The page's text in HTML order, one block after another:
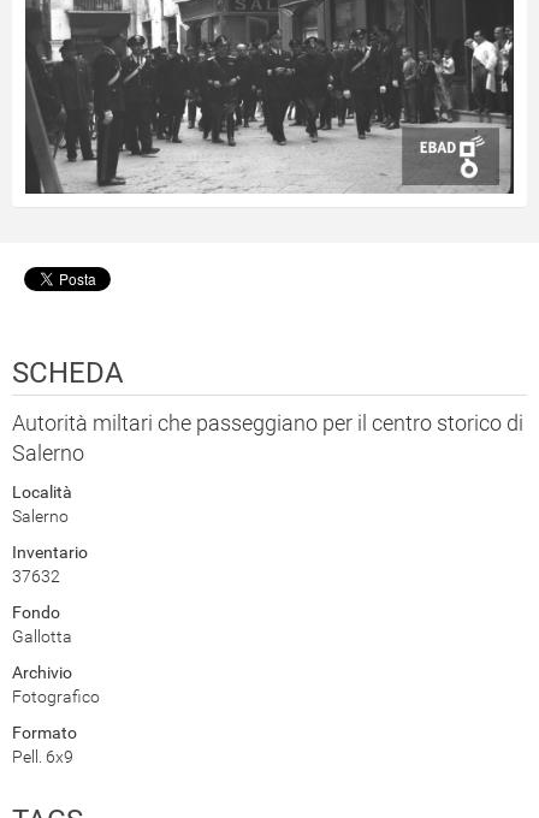
SCHEDA
Autorità miltari che passeggiano per il centro storico di
Salerno
Località
Salerno
Inventario
37632
Fondo
Gallotta
Archivio
Fotografico
Formato
Pell. 6x9